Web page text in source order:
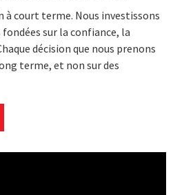
à court terme. Nous investissons
sur la confiance, la
décision que nous prenons
terme, et non sur des